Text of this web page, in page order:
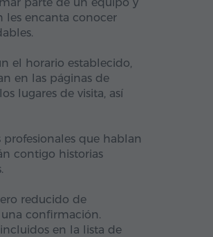
les encanta conocer
el horario establecido,
en las páginas de
lugares de visita, así
profesionales que hablan
contigo historias
reducido de
confirmación.
en la lista de